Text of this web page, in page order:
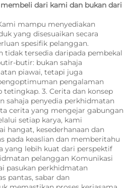
dari kami dan bukan dari
mampu menyediakan
yang disesuaikan secara
spesifik pelanggan.
tidak tersedia daripada pembekal
butir: bukan sahaja
piawai, tetapi juga
pengalaman
tetingkap. 3. Cerita dan konsep
sahaja penyedia perkhidmatan
cerita yang mengejar gabungan
setiap karya, kami
hangat, kesederhanaan dan
pada keaslian dan memberitahu
yang lebih kuat dari perspektif
pelanggan Komunikasi
pasukan perkhidmatan
pantas, sabar dan